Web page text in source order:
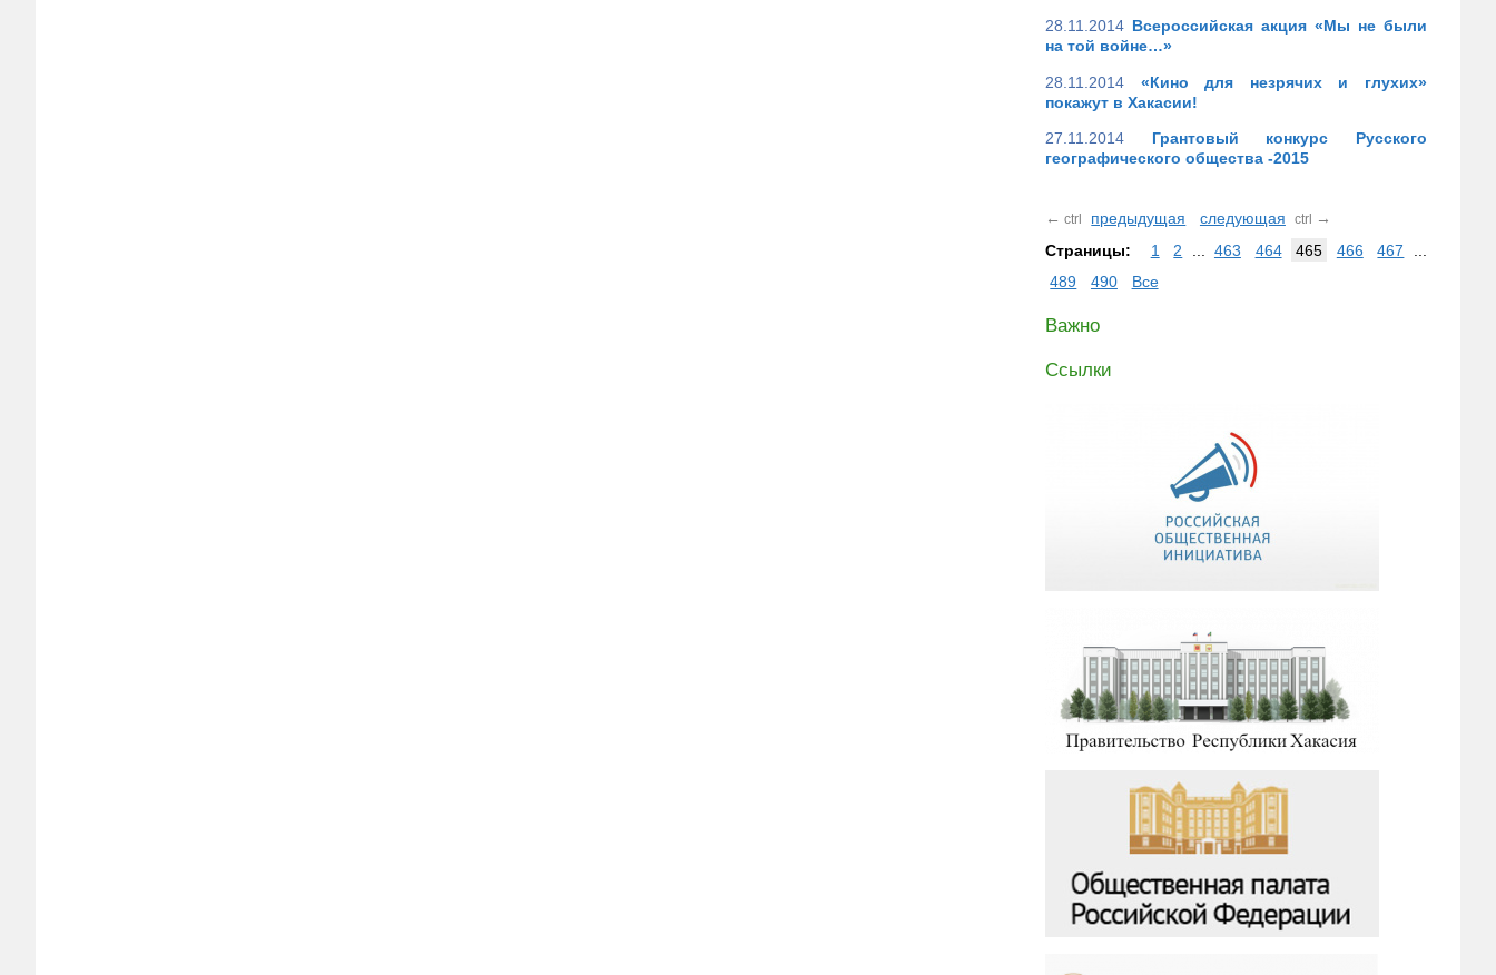
28.11.2014 Всероссийская акция «Мы не были
на той войне…»
28.11.2014
«Кино для незрячих и глухих»
покажут в Хакасии!
27.11.2014
Грантовый конкурс Русского
географического общества -2015
← ctrl предыдущая следующая ctrl →
Страницы:
1 2 463 464 465 466 467
489
490 Все
Важно
Ссылки